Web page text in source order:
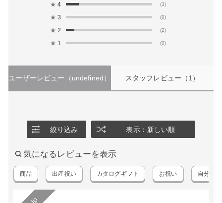
★ 4 (3)
★ 3 (0)
★ 2 (2)
★ 1 (0)
ユーザーレビュー （undefined） スタッフレビュー （1）
絞り込み 表示：新しい順
気になるレビューを表示
商品 出産祝い カタログギフト お祝い 自分